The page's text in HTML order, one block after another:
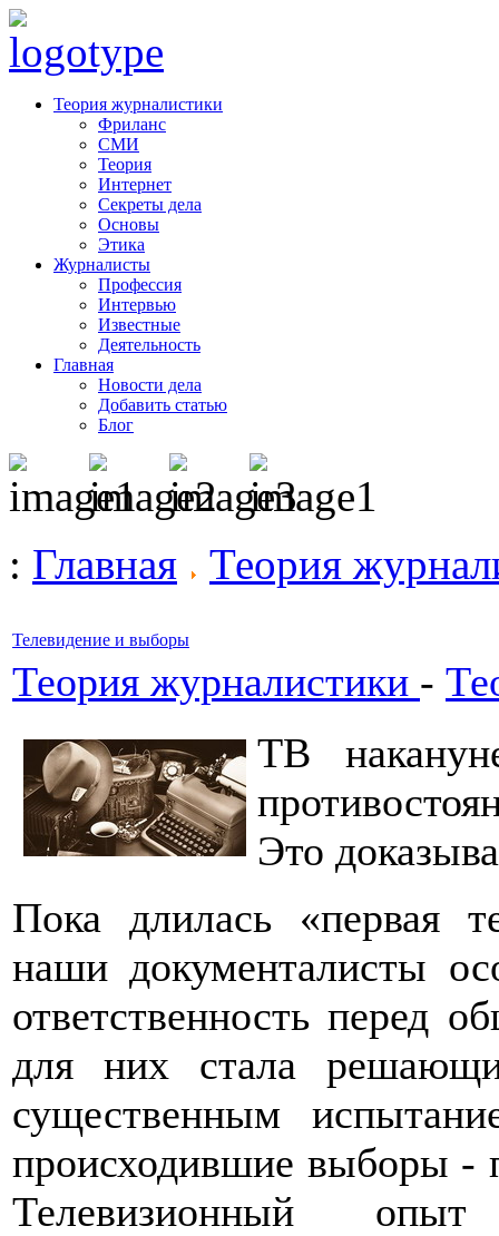
Теория журналистики
Фриланс
СМИ
Теория
Интернет
Секреты дела
Основы
Этика
Журналисты
Профессия
Интервью
Известные
Деятельность
Главная
Новости дела
Добавить статью
Блог
: Главная Теория
Телевидение и выборы
Теория журналистики -
ТВ
Это
Пока длилась «первая
наши документалисты
ответственность перед
для них стала
существенным
происходившие выборы -
Телевизионный